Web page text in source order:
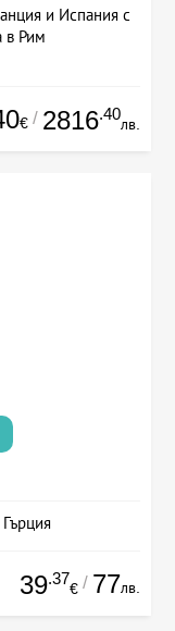
и Испания с
в Рим
€ / 2816.40
лв.
39.37
€ / 77лв.